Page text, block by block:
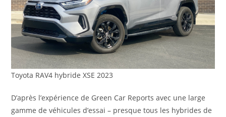
Toyota RAV4 hybride XSE 2023
D’après l’expérience de Green Car Reports avec une large
gamme de véhicules d’essai – presque tous les hybrides de